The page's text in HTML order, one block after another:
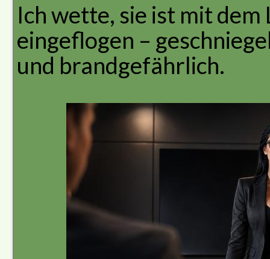
Ich wette, sie ist mit
eingeflogen –
und brandgefährlich.